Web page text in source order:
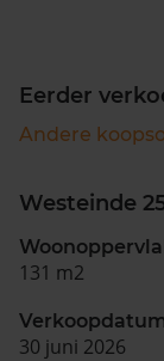
Eerder
Andere
Westeinde
131 m2
30 juni 2026